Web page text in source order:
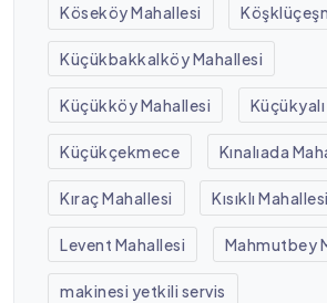
Köseköy Mahallesi
Küçükbakkalköy Mahallesi
Küçükköy Mahallesi
Küçükçekmece Kınalıada
Kıraç Mahallesi Kısıklı Mahallesi
Levent Mahallesi Mahmutbey
makinesi yetkili servis